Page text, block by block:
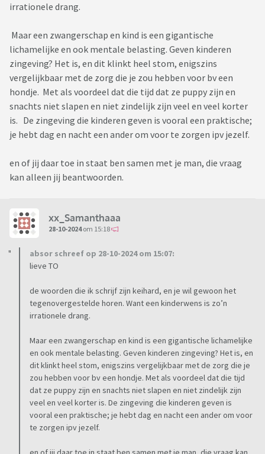
irrationele drang.
Maar een zwangerschap en kind is een gigantische
lichamelijke en ook mentale belasting. Geven kinderen
zingeving? Het is, en dit klinkt heel stom, enigszins
vergelijkbaar met de zorg die je zou hebben voor bv een
hondje. Met als voordeel dat die tijd dat ze puppy zijn en
snachts niet slapen en niet zindelijk zijn veel en veel korter
is. De zingeving die kinderen geven is vooral een praktische;
je hebt dag en nacht een ander om voor te zorgen ipv jezelf.
en of jij daar toe in staat ben samen met je man, die vraag
kan alleen jij beantwoorden.
xx_Samanthaaa
28-10-2024om 15:18
absor schreef op 28-10-2024 om 15:07:
lieve TO
de woorden die ik schrijf zijn keihard, en je wil gewoon het
tegenovergestelde horen. Want een kinderwens is zo’n
irrationele drang.
Maar een zwangerschap en kind is een gigantische lichamelijke
en ook mentale belasting. Geven kinderen zingeving? Het is, en
dit klinkt heel stom, enigszins vergelijkbaar met de zorg die je
zou hebben voor bv een hondje. Met als voordeel dat die tijd
dat ze puppy zijn en snachts niet slapen en niet zindelijk zijn
veel en veel korter is. De zingeving die kinderen geven is
vooral een praktische; je hebt dag en nacht een ander om voor
te zorgen ipv jezelf.